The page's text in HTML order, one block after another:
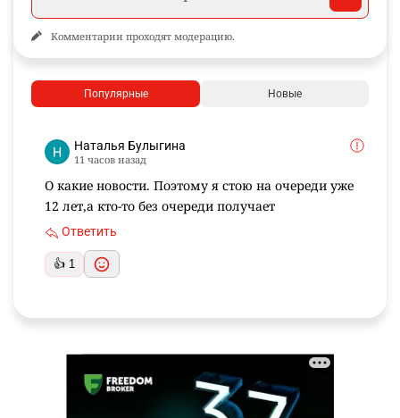
Комментарии проходят модерацию.
Популярные Новые
Наталья Булыгина
11 часов назад
О какие новости. Поэтому я стою на очереди уже
12 лет,а кто-то без очереди получает
Ответить
👍 1